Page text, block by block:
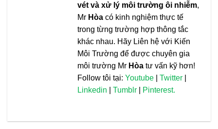
vét và xử lý môi trường ôi nhiễm,
Mr Hòa có kinh nghiệm thực tế
trong từng trường hợp thông tắc
khác nhau. Hãy Liên hệ với Kiến
Môi Trường để được chuyên gia
môi trường Mr Hòa tư vấn kỹ hơn!
Follow tôi tại: Youtube Twitter
Linkedin
Tumblr Pinterest.